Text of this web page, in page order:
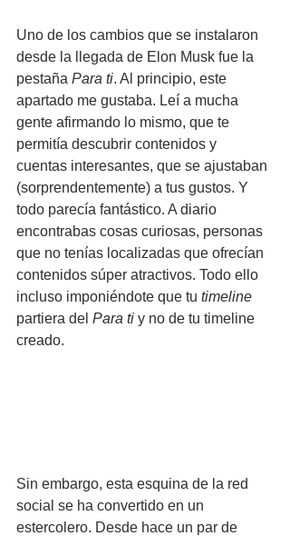
Uno de los cambios que se instalaron
desde la llegada de Elon Musk fue la
pestaña Para ti. Al principio, este
apartado me gustaba. Leí a mucha
gente afirmando lo mismo, que te
permitía descubrir contenidos y
cuentas interesantes, que se ajustaban
(sorprendentemente) a tus gustos. Y
todo parecía fantástico. A diario
encontrabas cosas curiosas, personas
que no tenías localizadas que ofrecían
contenidos súper atractivos. Todo ello
incluso imponiéndote que tu timeline
partiera del Para ti y no de tu timeline
creado.
Sin embargo, esta esquina de la red
social se ha convertido en un
estercolero. Desde hace un par de